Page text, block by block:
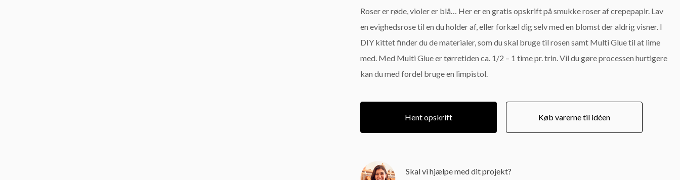
Roser er røde, violer er blå… Her er en gratis opskrift på smukke roser af crepepapir. Lav
en evighedsrose til en du holder af, eller forkæl dig selv med en blomst der aldrig visner. I
DIY kittet finder du de materialer, som du skal bruge til rosen samt Multi Glue til at lime
med. Med Multi Glue er tørretiden ca. 1/2 – 1 time pr. trin. Vil du gøre processen hurtigere
kan du med fordel bruge en limpistol.
Hent opskrift Køb varerne til idéen
Skal vi hjælpe med dit projekt?